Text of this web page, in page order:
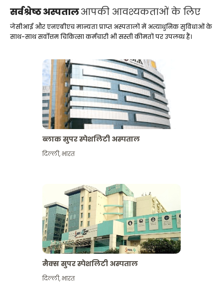
सर्वश्रेष्ठ अस्पतालआपकी आवश्यकताओं के लिए
जेसीआई और एनएबीएच मान्यता प्राप्त अस्पतालों में अत्याधुनिक सुविधाओं के
साथ-साथ सर्वोत्तम चिकित्सा कर्मचारी भी सस्ती कीमतों पर उपलब्ध हैं।
ब्लाक सुपर स्पेशलिटी अस्पताल
दिल्ली,भारत
मैक्स सुपर स्पेशलिटी अस्पताल
दिल्ली,भारत